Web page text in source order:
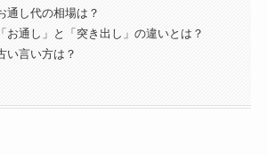
通し代の相場は？
お通し」と「突き出し」の違いとは？
い言い方は？